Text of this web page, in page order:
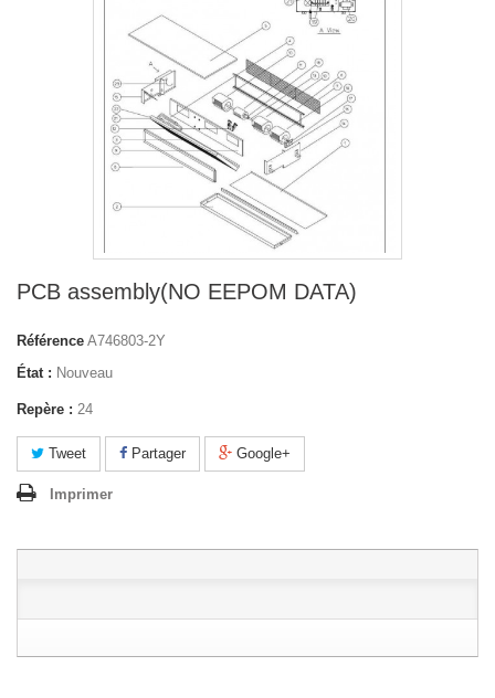
PCB assembly(NO EEPOM DATA)
Référence A746803-2Y
État : Nouveau
Repère : 24
Tweet Partager Google+
Imprimer